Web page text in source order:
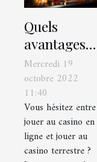
Quels
avantages
de jouer au
casino en
ligne ou un
casino
terrestre ?
Mercredi 19
octobre 2022
11:40
Vous hésitez entre
jouer au casino en
ligne et jouer au
casino terrestre ?